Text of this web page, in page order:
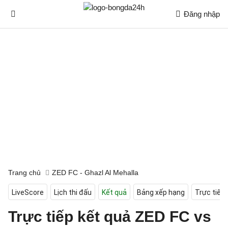
Đăng nhập
Trang chủ ZED FC - Ghazl Al Mehalla
LiveScore Lịch thi đấu Kết quả Bảng xếp hạng Trực tiếp
Trực tiếp kết quả ZED FC vs